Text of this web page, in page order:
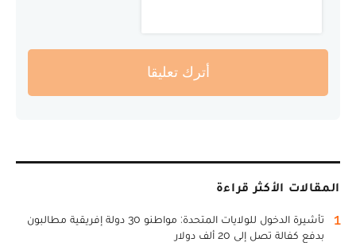
أترك تعليقا
المقالات الأكثر قراءة
1
تأشيرة الدخول للولايات المتحدة: مواطنو 30 دولة إفريقية مطالبون
بدفع كفالة تصل إلى 20 ألف دولار